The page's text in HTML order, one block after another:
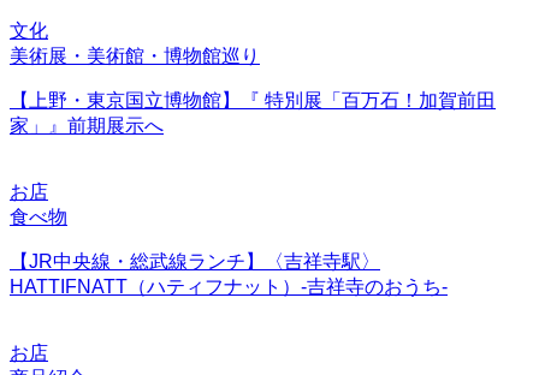
文化
美術展・美術館・博物館巡り
【上野・東京国立博物館】『 特別展「百万石！加賀前田
家」』前期展示へ
お店
食べ物
【JR中央線・総武線ランチ】〈吉祥寺駅〉
HATTIFNATT（ハティフナット）-吉祥寺のおうち-
お店